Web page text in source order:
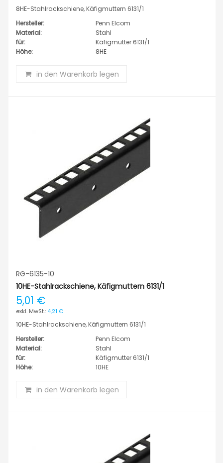
8HE-Stahlrackschiene, Käfigmuttern 6131/1
Hersteller:
Penn Elcom
Material:
Stahl
für:
Käfigmutter 6131/1
Höhe:
8HE
in den Warenkorb legen
RG-6135-10
10HE-Stahlrackschiene, Käfigmuttern 6131/1
5,01 €
4,21 €
10HE-Stahlrackschiene, Käfigmuttern 6131/1
Hersteller:
Penn Elcom
Material:
Stahl
für:
Käfigmutter 6131/1
Höhe:
10HE
in den Warenkorb legen